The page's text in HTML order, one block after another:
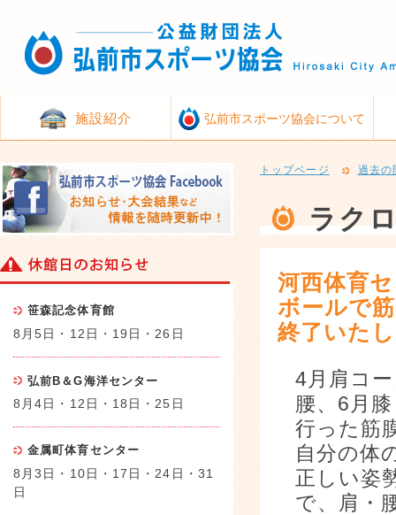
施設紹介 弘前市スポーツ協会について
トップページ 過去の
ラク
河西体育
ボールで
終了いた
4月肩コ
腰、6月
行った筋
自分の体
正しい姿
で、肩・
笹森記念体育館
8月5日・12日・19日・26日
弘前B＆G海洋センター
8月4日・12日・18日・25日
金属町体育センター
8月3日・10日・17日・24日・31
日